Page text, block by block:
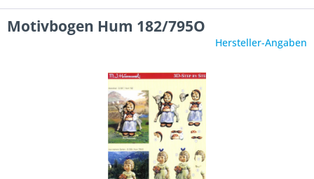
Motivbogen Hum 182/795O
Hersteller-Angaben